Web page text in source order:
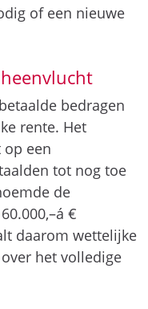
of een nieuwe
bedragen
rente. Het
op een
tot nog toe
de
€
daarom wettelijke
het volledige